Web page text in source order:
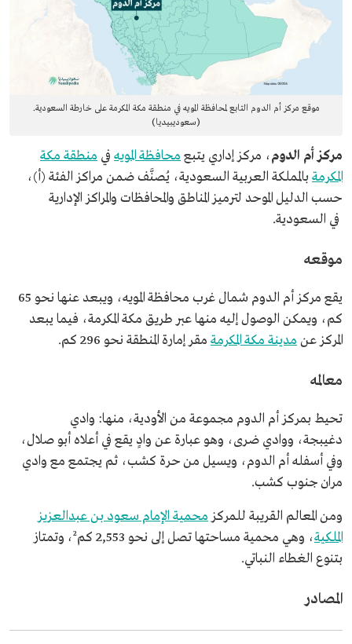
موقع مركز أم الدوم التابع لمحافظة المويه في منطقة مكة المكرمة على خارطة السعودية.
(سعوديبيديا)
مركز أم الدوم، مركز إداري يتبع محافظة المويه في منطقة مكة
المكرمة بالمملكة العربية السعودية، يُصنَّف ضمن مراكز الفئة (أ)،
حسب الدليل الموحد لترميز المناطق والمحافظات والمراكز الإدارية
في السعودية.
موقعه
يقع مركز أم الدوم شمال غرب محافظة المويه، ويبعد عنها نحو 65
كم، ويمكن الوصول إليه منها عبر طريق مكة المكرمة، فيما يبعد
المركز عن مدينة مكة المكرمة مقر إمارة المنطقة نحو 296 كم.
معالمه
تحيط بمركز أم الدوم مجموعة من الأودية، منها: وادي
دغيبجة، ووادي ضرى، وهو عبارة عن وادٍ يقع في أعلاه أبو صلال،
وفي أسفله أم الدوم، ويسيل من حرة كشب، ثم يجتمع مع وادي
مران جنوب كشب.
ومن المعالم القريبة للمركز محمية الإمام سعود بن عبدالعزيز
الملكية
، وهي محمية مساحتها تصل إلى نحو 2,553 كم²، وتمتاز
بتنوع الغطاء النباتي.
المصادر